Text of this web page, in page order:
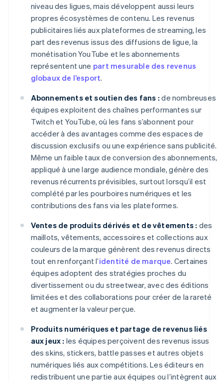
niveau des ligues, mais développent aussi leurs
propres écosystèmes de contenu. Les revenus
publicitaires liés aux plateformes de streaming, les
part des revenus issus des diffusions de ligue, la
monétisation YouTube et les abonnements
représentent une part mesurable des revenus
globaux de l’esport.
Abonnements et soutien des fans : de nombreuses
équipes exploitent des chaînes performantes sur
Twitch et YouTube, où les fans s’abonnent pour
accéder à des avantages comme des espaces de
discussion exclusifs ou une expérience sans publicité.
Même un faible taux de conversion des abonnements,
appliqué à une large audience mondiale, génère des
revenus récurrents prévisibles, surtout lorsqu’il est
complété par les pourboires numériques et les
contributions des fans via les plateformes.
Ventes de produits dérivés et de vêtements : des
maillots, vêtements, accessoires et collections aux
couleurs de la marque génèrent des revenus directs
tout en renforçant l’identité de marque. Certaines
équipes adoptent des stratégies proches du
divertissement ou du streetwear, avec des éditions
limitées et des collaborations pour créer de la rareté
et augmenter la valeur perçue.
Produits numériques et partage de revenus liés
aux jeux : les équipes perçoivent des revenus issus
des skins, stickers, battle passes et autres objets
numériques liés aux compétitions. Les éditeurs en
redistribuent une partie aux équipes ou l’intègrent aux